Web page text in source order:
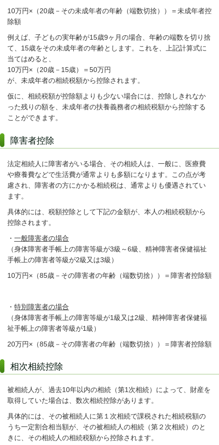
10万円×（20歳－その未成年者の年齢（端数切捨））＝未成年者控
除額
例えば、子どもの実年齢が15歳9ヶ月の場合、年齢の端数を切り捨
て、15歳をその未成年者の年齢とします。これを、上記計算式に
当てはめると、
10万円×（20歳－15歳）＝50万円
が、未成年者の相続税額から控除されます。
仮に、相続税額が控除額よりも少ない場合には、控除しきれなか
った残りの額を、未成年者の扶養義務者の相続税額から控除する
ことができます。
障害者控除
法定相続人に障害者がいる場合、その相続人は、一般に、医療費
や療養費などで生活費が通常よりも多額になります。この点が考
慮され、障害者の方にかかる相続税は、通常よりも優遇されてい
ます。
具体的には、税額控除として下記の金額が、本人の相続税額から
控除されます。
・ 一般障害者の場合
（身体障害者手帳上の障害等級が3級～6級、精神障害者保健福祉
手帳上の障害者等級が2級又は3級）
10万円×（85歳－その障害者の年齢（端数切捨））＝障害者控除額
・ 特別障害者の場合
（身体障害者手帳上の障害等級が1級又は2級、精神障害者保健福
祉手帳上の障害者等級が1級）
20万円×（85歳－その障害者の年齢（端数切捨））＝障害者控除額
相次相続控除
被相続人が、過去10年以内の相続（第1次相続）によって、財産を
取得していた場合は、数次相続控除があります。
具体的には、その被相続人に第１次相続で課税された相続税額の
うち一定割合相当額が、その被相続人の相続（第２次相続）のと
きに、その相続人の相続税額から控除されます。